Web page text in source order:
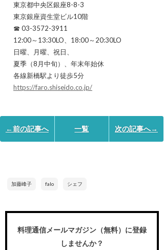
東京都中央区銀座8-8-3
東京銀座資生堂ビル10階
☎ 03-3572-3911
12:00～13:30LO、18:00～20:30LO
日曜、月曜、祝日、
夏季（8月中旬）、年末年始休
各線新橋駅より徒歩5分
https://faro.shiseido.co.jp/
←前の記事へ 一覧 次の記事へ→
加藤峰子 falo シェフ
料理通信メールマガジン（無料）に登録
しませんか？